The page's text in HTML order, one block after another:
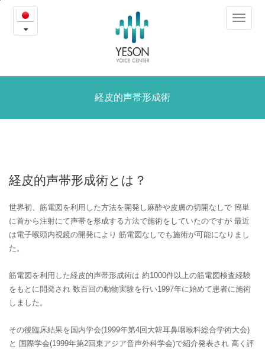
経
皮
声
形
術
Toggle
経皮的声帯形成術
経皮的声帯形成術とは？
世界初、筋電図を利用した方法を開発し麻酔や皮膚の切開なしで 簡単
に首から注射にて声帯を形成する方法で施術をしていたのですが 最近
は電子喉頭内視鏡の開発により 筋電図なしでも施術が可能になりまし
た。
筋電図を利用した経皮的声帯形成術は 約1000件以上の筋電図検査経験
をもとに開発され 数百回の動物実験を行い1997年に始めて患者に施術
しました。
その後臨床結果を国内学会(1999年第4回大韓耳鼻咽喉科総合学術大会)
と 国際学会(1999年第2回東アジア音声外科学会)で紹介発表され 高く評